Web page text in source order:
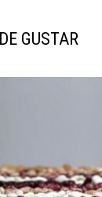
GUSTAR